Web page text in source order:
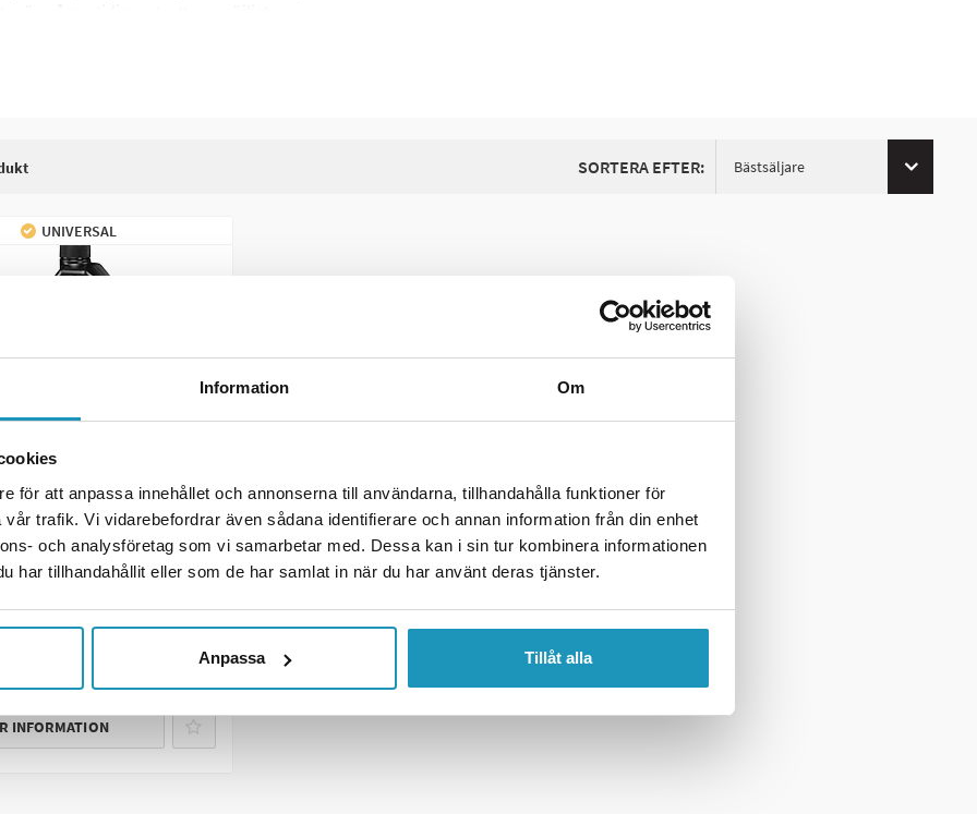
Information Om
för att anpassa innehållet och annonserna till användarna, tillhandahålla funktioner för
trafik. Vi vidarebefordrar även sådana identifierare och annan information från din enhet
och analysföretag som vi samarbetar med. Dessa kan i sin tur kombinera informationen
har tillhandahållit eller som de har samlat in när du har använt deras tjänster.
Anpassa Tillåt alla
och underhållstillbehör – alla framtagna för att prestera utan kompromisser i
mästerskapstitlar, är Maxima ett av de mest respekterade varumärkena inom
fortsätter Maxima att vara en självklar partner för både motionärer och världsmästare
SORTERA EFTER: Bästsäljare
UNIVERSAL
Kylarvätska
Monoetylen
INFORMATION